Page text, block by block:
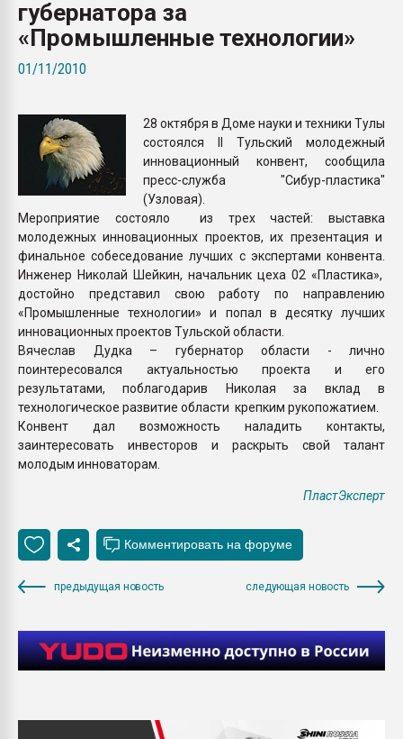
бутылок
губернатора за
«Промышленные технологии»
01/11/2010
28 октября в Доме науки и техники Тулы
состоялся II Тульский молодежный
инновационный конвент, сообщила
пресс-служба "Сибур-пластика"
(Узловая).
Мероприятие состояло из трех частей: выставка
молодежных инновационных проектов, их презентация и
финальное собеседование лучших с экспертами конвента.
Инженер Николай Шейкин, начальник цеха 02 «Пластика»,
достойно представил свою работу по направлению
«Промышленные технологии» и попал в десятку лучших
инновационных проектов Тульской области.
Вячеслав Дудка – губернатор области - лично
поинтересовался актуальностью проекта и его
результатами, поблагодарив Николая за вклад в
технологическое развитие области крепким рукопожатием.
Конвент дал возможность наладить контакты,
заинтересовать инвесторов и раскрыть свой талант
молодым инноваторам.
ПластЭксперт
предыдущая новость следующая новость